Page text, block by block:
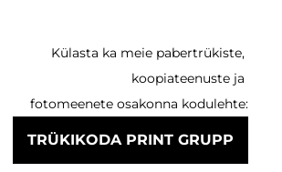
Külasta ka meie pabertrükiste,
koopiateenuste ja
fotomeenete osakonna kodulehte:
TRÜKIKODA PRINT GRUPP